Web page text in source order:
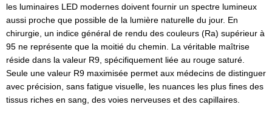
les luminaires LED modernes doivent fournir un spectre lumineux
aussi proche que possible de la lumière naturelle du jour. En
chirurgie, un indice général de rendu des couleurs (Ra) supérieur à
95 ne représente que la moitié du chemin. La véritable maîtrise
réside dans la valeur R9, spécifiquement liée au rouge saturé.
Seule une valeur R9 maximisée permet aux médecins de distinguer
avec précision, sans fatigue visuelle, les nuances les plus fines des
tissus riches en sang, des voies nerveuses et des capillaires.